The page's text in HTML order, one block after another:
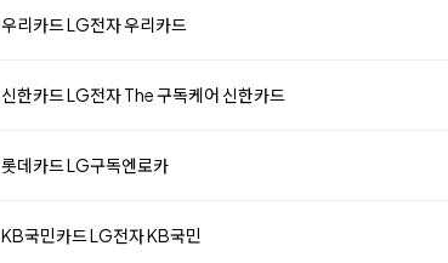
우리카드 LG전자 우리카드
신한카드 LG전자 The 구독케어 신한카드
롯데카드 LG구독엔로카
KB국민카드 LG전자 KB국민